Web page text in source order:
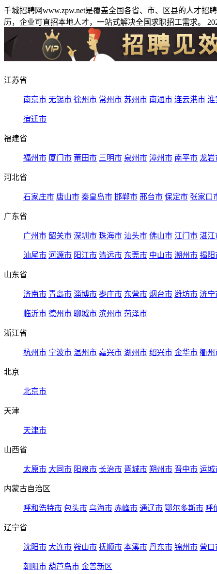
千城招聘网www.zpw.net是覆盖全国各省、市、区县的人才
历，企业可直招本地人才，一站式解决全国求职招工需求。
江苏省
南京市 无锡市 徐州市 常州市 苏州市 南通市 连云港市 淮
宿迁市
福建省
福州市 厦门市 莆田市 三明市 泉州市 漳州市 南平市 龙岩
河北省
石家庄市 唐山市 秦皇岛市 邯郸市 邢台市 保定市 张家口
广东省
广州市 韶关市 深圳市 珠海市 汕头市 佛山市 江门市 湛江
汕尾市 河源市 阳江市 清远市 东莞市 中山市 潮州市 揭阳
山东省
济南市 青岛市 淄博市 枣庄市 东营市 烟台市 潍坊市 济宁
临沂市 德州市 聊城市 滨州市 菏泽市
浙江省
杭州市 宁波市 温州市 嘉兴市 湖州市 绍兴市 金华市 衢州
北京
北京市
天津
天津市
山西省
太原市 大同市 阳泉市 长治市 晋城市 朔州市 晋中市 运城
内蒙古自治区
呼和浩特市 包头市 乌海市 赤峰市 通辽市 鄂尔多斯市 呼
辽宁省
沈阳市 大连市 鞍山市 抚顺市 本溪市 丹东市 锦州市 营口
朝阳市 葫芦岛市 金普新区